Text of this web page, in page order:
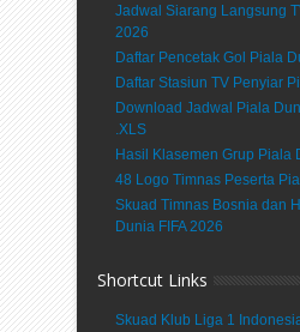
Jadwal Siarang Langsung
2026
Daftar Pencetak Gol Piala
Daftar Stasiun TV Penyiar
Download Jadwal Piala
.XLS
Hasil Klasemen Grup Piala
48 Logo Timnas Peserta
Skuad Timnas Bosnia dan
Dunia FIFA 2026
Shortcut Links
Skuad Klub Liga 1